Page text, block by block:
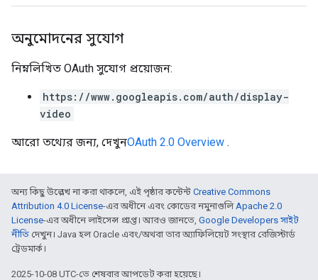
অনুমোদনের সুযোগ
নিম্নলিখিত OAuth সুযোগ প্রয়োজন:
https://www.googleapis.com/auth/display-
video
আরো তথ্যের জন্য, দেখুনOAuth 2.0 Overview .
অন্য কিছু উল্লেখ না করা থাকলে, এই পৃষ্ঠার কন্টেন্ট Creative Commons
Attribution 4.0 License-এর অধীনে এবং কোডের নমুনাগুলিApache 2.0
License-এর অধীনে লাইসেন্স প্রাপ্ত। আরও জানতে, Google Developers সাইট
নীতি দেখুন। Java হল Oracle এবং/অথবা তার অ্যাফিলিয়েট সংস্থার রেজিস্টার্ড
ট্রেডমার্ক।
2025-10-08 UTC-তে শেষবার আপডেট করা হয়েছে।